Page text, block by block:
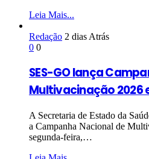
Leia Mais...
Redação 2 dias Atrás
0 0
SES-GO lança
Multivacinação 2026
A Secretaria de Estado da
a Campanha Nacional de
segunda-feira,…